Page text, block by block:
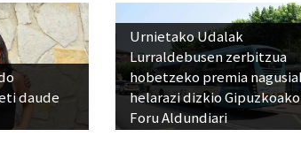
daude
Urnietako Udalak
Lurraldebusen zerbitzua
hobetzeko premia
helarazi dizkio Gipuzkoako
Foru Aldundiari